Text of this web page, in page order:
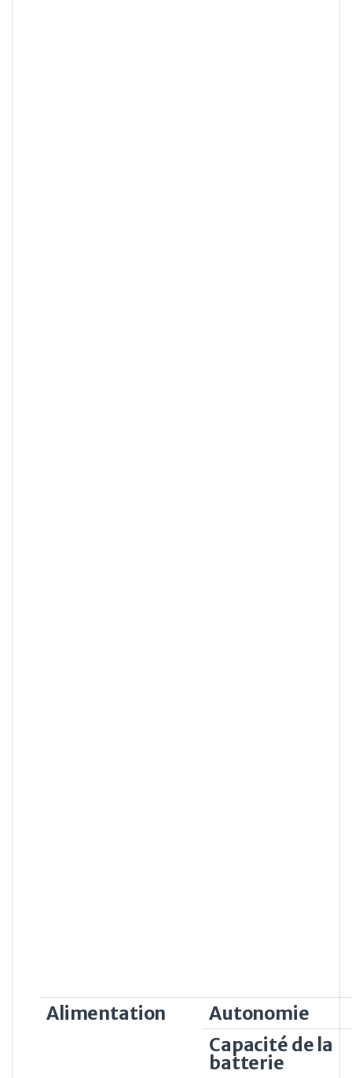
Alimentation
Autonomie
Capacité de la
batterie